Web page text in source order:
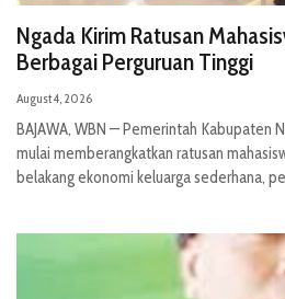
Ngada Kirim Ratusan
Berbagai Perguruan Tinggi
August 4, 2026
BAJAWA, WBN — Pemerintah Kabupaten
mulai memberangkatkan ratusan
belakang ekonomi keluarga sederhana,